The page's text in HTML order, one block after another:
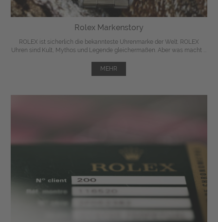
Rolex Markenstory
ROLEX ist sicherlich die bekannteste Uhrenmarke der Welt. ROLEX
Uhren sind Kult, Mythos und Legende gleichermaßen. Aber was macht ...
MEHR